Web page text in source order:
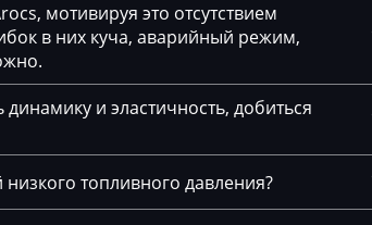
мотивируя это отсутствием
в них куча, аварийный режим,
и эластичность, добиться
топливного давления?